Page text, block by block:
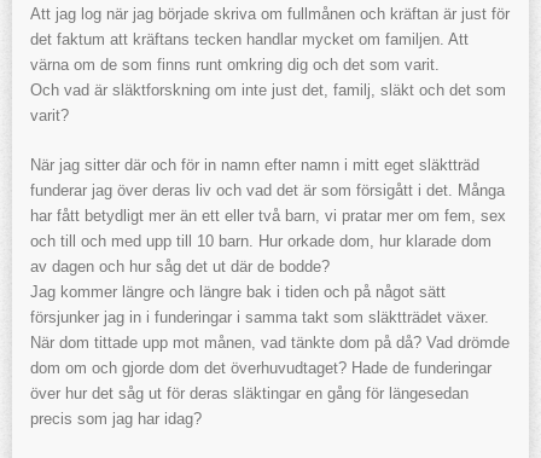
Att jag log när jag började skriva om fullmånen och kräftan är just för
det faktum att kräftans tecken handlar mycket om familjen. Att
värna om de som finns runt omkring dig och det som varit.
Och vad är släktforskning om inte just det, familj, släkt och det som
varit?
När jag sitter där och för in namn efter namn i mitt eget släktträd
funderar jag över deras liv och vad det är som försigått i det. Många
har fått betydligt mer än ett eller två barn, vi pratar mer om fem, sex
och till och med upp till 10 barn. Hur orkade dom, hur klarade dom
av dagen och hur såg det ut där de bodde?
Jag kommer längre och längre bak i tiden och på något sätt
försjunker jag in i funderingar i samma takt som släktträdet växer.
När dom tittade upp mot månen, vad tänkte dom på då? Vad drömde
dom om och gjorde dom det överhuvudtaget? Hade de funderingar
över hur det såg ut för deras släktingar en gång för längesedan
precis som jag har idag?